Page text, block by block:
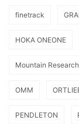
finetrack
HOKA ONEONE
Mountain Research
OMM
PENDLETON